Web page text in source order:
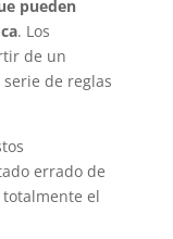
pueden
. Los
de un
de reglas
errado de
el